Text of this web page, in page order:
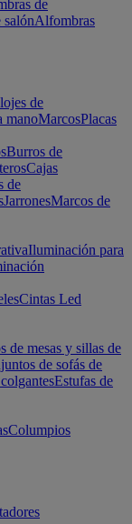
de
Alfombras
de
manoMarcosPlacas
Burros de
Cajas
de
JarronesMarcos de
Iluminación para
Cintas Led
de mesas y sillas de
de sofás de
Estufas de
Columpios